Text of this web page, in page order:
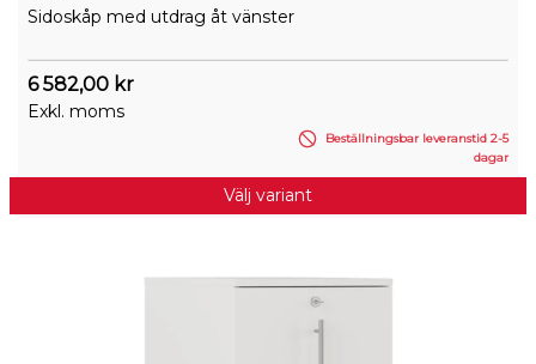
Sidoskåp med utdrag åt vänster
6 582,00 kr
Exkl. moms
Beställningsbar leveranstid 2-5
dagar
Välj variant